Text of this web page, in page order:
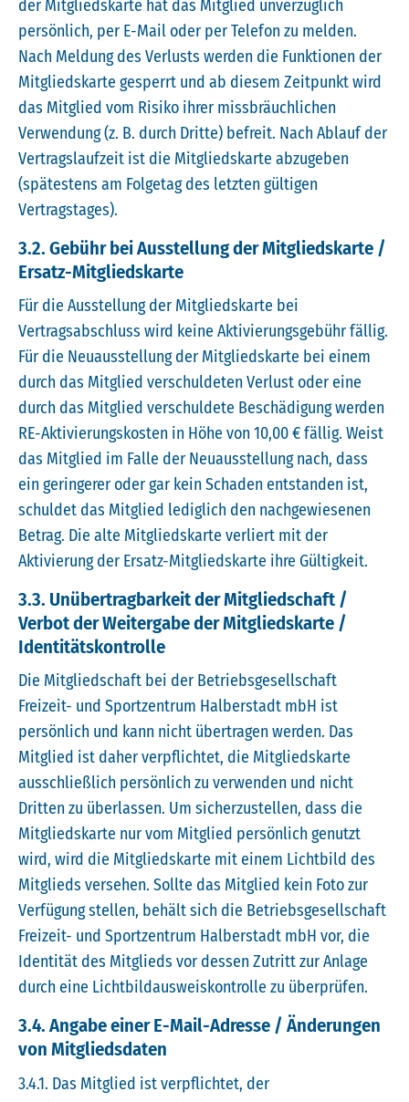
der Mitgliedskarte hat das Mitglied unverzüglich
persönlich, per E-Mail oder per Telefon zu melden.
Nach Meldung des Verlusts werden die Funktionen der
Mitgliedskarte gesperrt und ab diesem Zeitpunkt wird
das Mitglied vom Risiko ihrer missbräuchlichen
Verwendung (z. B. durch Dritte) befreit. Nach Ablauf der
Vertragslaufzeit ist die Mitgliedskarte abzugeben
(spätestens am Folgetag des letzten gültigen
Vertragstages).
3.2. Gebühr bei Ausstellung der Mitgliedskarte /
Ersatz-Mitgliedskarte
Für die Ausstellung der Mitgliedskarte bei
Vertragsabschluss wird keine Aktivierungsgebühr fällig.
Für die Neuausstellung der Mitgliedskarte bei einem
durch das Mitglied verschuldeten Verlust oder eine
durch das Mitglied verschuldete Beschädigung werden
RE-Aktivierungskosten in Höhe von 10,00 € fällig. Weist
das Mitglied im Falle der Neuausstellung nach, dass
ein geringerer oder gar kein Schaden entstanden ist,
schuldet das Mitglied lediglich den nachgewiesenen
Betrag. Die alte Mitgliedskarte verliert mit der
Aktivierung der Ersatz-Mitgliedskarte ihre Gültigkeit.
3.3. Unübertragbarkeit der Mitgliedschaft /
Verbot der Weitergabe der Mitgliedskarte /
Identitätskontrolle
Die Mitgliedschaft bei der Betriebsgesellschaft
Freizeit- und Sportzentrum Halberstadt mbH ist
persönlich und kann nicht übertragen werden. Das
Mitglied ist daher verpflichtet, die Mitgliedskarte
ausschließlich persönlich zu verwenden und nicht
Dritten zu überlassen. Um sicherzustellen, dass die
Mitgliedskarte nur vom Mitglied persönlich genutzt
wird, wird die Mitgliedskarte mit einem Lichtbild des
Mitglieds versehen. Sollte das Mitglied kein Foto zur
Verfügung stellen, behält sich die Betriebsgesellschaft
Freizeit- und Sportzentrum Halberstadt mbH vor, die
Identität des Mitglieds vor dessen Zutritt zur Anlage
durch eine Lichtbildausweiskontrolle zu überprüfen.
3.4. Angabe einer E-Mail-Adresse / Änderungen
von Mitgliedsdaten
3.4.1. Das Mitglied ist verpflichtet, der